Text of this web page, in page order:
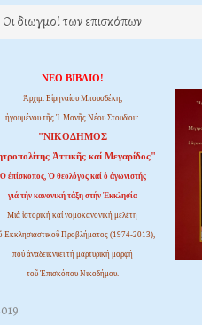
Οι διωγμοί των επισκόπων
ΝΕΟ ΒΙΒΛΙΟ!
Ἀρχιμ. Εἰρηναίου Μπουσδέκη,
ἡγουμένου τῆς Ἱ. Μονῆς Νέου Στουδίου:
"ΝΙΚΟΔΗΜΟΣ
Ἀττικῆς καί Μεγαρίδος"
Ὁ ἐπίσκοπος, Ὁ θεολόγος καί ὁ ἀγωνιστής
γιά τήν κανονική τάξη στήν Ἐκκλησία
Μιά ἱστορική καί νομοκανονική μελέτη
Ἐκκλησιαστικοῦ Προβλήματος (1974-2013),
πού ἀναδεικνύει τή μαρτυρική μορφή
τοῦ Ἐπισκόπου Νικοδήμου.